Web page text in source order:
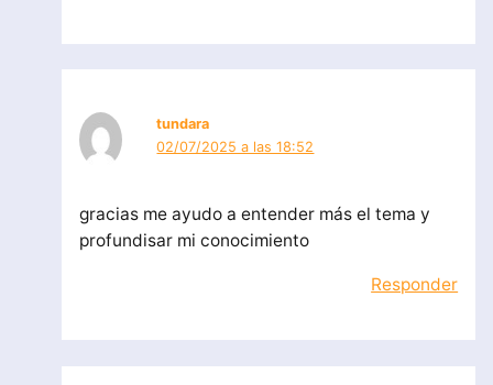
tundara
02/07/2025 a las 18:52
gracias me ayudo a entender más el tema y
profundisar mi conocimiento
Responder